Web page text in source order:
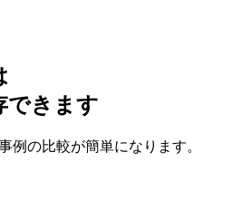
できます
例の比較が簡単になります。